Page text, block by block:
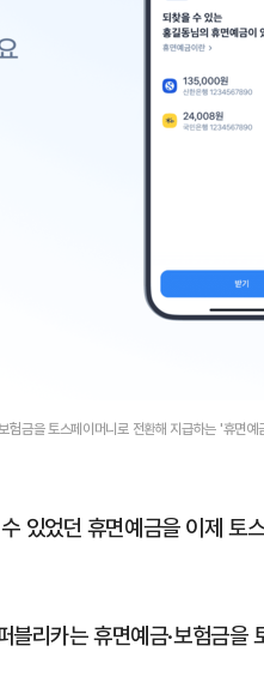
금을 토스페이머니로 전환해 지급하는 '휴면
있었던 휴면예금을 이제 토
리카는 휴면예금·보험금을